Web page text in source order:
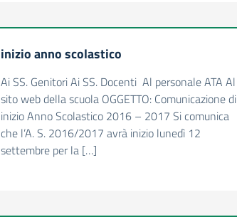
inizio anno scolastico
Ai SS. Genitori Ai SS. Docenti Al personale ATA Al
sito web della scuola OGGETTO: Comunicazione di
inizio Anno Scolastico 2016 – 2017 Si comunica
che l’A. S. 2016/2017 avrà inizio lunedì 12
settembre per la […]